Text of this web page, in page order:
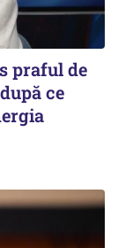
praful de
ce